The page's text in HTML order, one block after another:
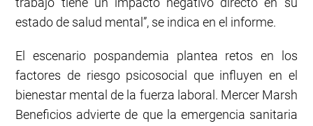
estado de salud mental”, se indica en el informe.
El escenario pospandemia plantea retos en los
factores de riesgo psicosocial que influyen en el
bienestar mental de la fuerza laboral. Mercer Marsh
Beneficios advierte de que la emergencia sanitaria